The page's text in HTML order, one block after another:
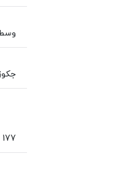
وسط و در
177 سانتی‌متر